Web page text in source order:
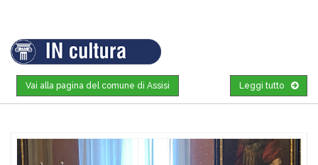
Leggi tutto
Vai alla pagina del comune di Assisi